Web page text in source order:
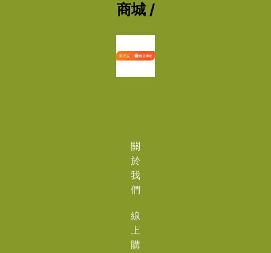
商城 /
關
於
我
們
線
上
購